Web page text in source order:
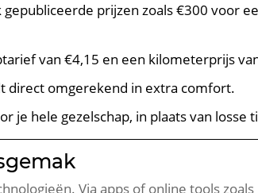
prijzen zoals €300 voor
van €4,15 en een kilometerprijs
direct omgerekend in extra comfort.
je hele gezelschap, in plaats van losse
Via apps of online tools zoals